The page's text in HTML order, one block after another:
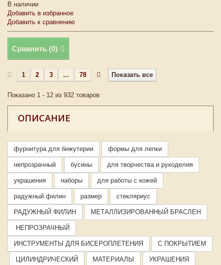
В наличии
Добавить в избранное
Добавить к сравнению
Сравнить (0)
Показать все
1 2 3 ... 78
Показано 1 - 12 из 932 товаров
ОПИСАНИЕ
фурнитура для бижутерии формы для лепки
непрозрачный бусины для творчества и рукоделия
украшения наборы для работы с кожей
радужный филин размер стекляриус
РАДУЖНЫЙ ФИЛИН МЕТАЛЛИЗИРОВАННЫЙ БРАСЛЕН
НЕПРОЗРАЧНЫЙ
ИНСТРУМЕНТЫ ДЛЯ БИСЕРОПЛЕТЕНИЯ С ПОКРЫТИЕМ
ЦИЛИНДРИЧЕСКИЙ МАТЕРИАЛЫ УКРАШЕНИЯ